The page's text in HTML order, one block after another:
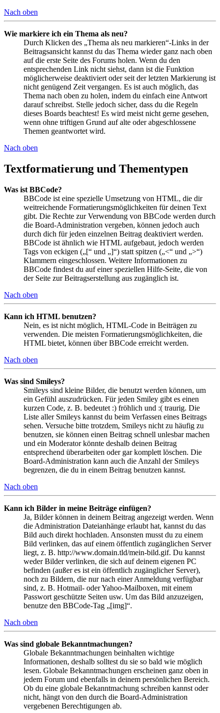
Nach oben
Wie markiere ich ein Thema als neu?
Durch Klicken des „Thema als neu markieren“-Links in der
Beitragsansicht kannst du das Thema wieder ganz nach oben
auf die erste Seite des Forums holen. Wenn du den
entsprechenden Link nicht siehst, dann ist die Funktion
möglicherweise deaktiviert oder seit der letzten Markierung ist
nicht genügend Zeit vergangen. Es ist auch möglich, das
Thema nach oben zu holen, indem du einfach eine Antwort
darauf schreibst. Stelle jedoch sicher, dass du die Regeln
dieses Boards beachtest! Es wird meist nicht gerne gesehen,
wenn ohne triftigen Grund auf alte oder abgeschlossene
Themen geantwortet wird.
Nach oben
Textformatierung und Thementypen
Was ist BBCode?
BBCode ist eine spezielle Umsetzung von HTML, die dir
weitreichende Formatierungsmöglichkeiten für deinen Text
gibt. Die Rechte zur Verwendung von BBCode werden durch
die Board-Administration vergeben, können jedoch auch
durch dich für jeden einzelnen Beitrag deaktiviert werden.
BBCode ist ähnlich wie HTML aufgebaut, jedoch werden
Tags von eckigen („[“ und „]“) statt spitzen („<“ und „>“)
Klammern eingeschlossen. Weitere Informationen zu
BBCode findest du auf einer speziellen Hilfe-Seite, die von
der Seite zur Beitragserstellung aus zugänglich ist.
Nach oben
Kann ich HTML benutzen?
Nein, es ist nicht möglich, HTML-Code in Beiträgen zu
verwenden. Die meisten Formatierungsmöglichkeiten, die
HTML bietet, können über BBCode erreicht werden.
Nach oben
Was sind Smileys?
Smileys sind kleine Bilder, die benutzt werden können, um
ein Gefühl auszudrücken. Für jeden Smiley gibt es einen
kurzen Code, z. B. bedeutet :) fröhlich und :( traurig. Die
Liste aller Smileys kannst du beim Verfassen eines Beitrags
sehen. Versuche bitte trotzdem, Smileys nicht zu häufig zu
benutzen, sie können einen Beitrag schnell unlesbar machen
und ein Moderator könnte deshalb deinen Beitrag
entsprechend überarbeiten oder gar komplett löschen. Die
Board-Administration kann auch die Anzahl der Smileys
begrenzen, die du in einem Beitrag benutzen kannst.
Nach oben
Kann ich Bilder in meine Beiträge einfügen?
Ja, Bilder können in deinem Beitrag angezeigt werden. Wenn
die Administration Dateianhänge erlaubt hat, kannst du das
Bild auch direkt hochladen. Ansonsten musst du zu einem
Bild verlinken, das auf einem öffentlich zugänglichen Server
liegt, z. B. http://www.domain.tld/mein-bild.gif. Du kannst
weder Bilder verlinken, die sich auf deinem eigenen PC
befinden (außer es ist ein öffentlich zugänglicher Server),
noch zu Bildern, die nur nach einer Anmeldung verfügbar
sind, z. B. Hotmail- oder Yahoo-Mailboxen, mit einem
Passwort geschützte Seiten usw. Um das Bild anzuzeigen,
benutze den BBCode-Tag „[img]“.
Nach oben
Was sind globale Bekanntmachungen?
Globale Bekanntmachungen beinhalten wichtige
Informationen, deshalb solltest du sie so bald wie möglich
lesen. Globale Bekanntmachungen erscheinen ganz oben in
jedem Forum und ebenfalls in deinem persönlichen Bereich.
Ob du eine globale Bekanntmachung schreiben kannst oder
nicht, hängt von den durch die Board-Administration
vergebenen Berechtigungen ab.